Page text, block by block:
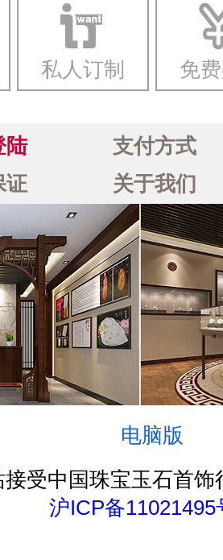
私人订制 免
陆
支付方式
证
关于我们
电脑版
接受中国珠宝玉石首饰
沪ICP备11021495